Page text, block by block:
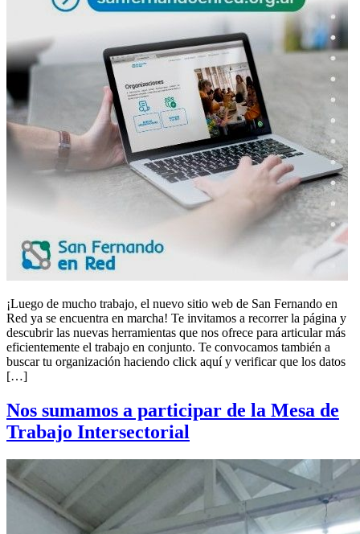
¡Luego de mucho trabajo, el nuevo sitio web de San Fernando en
Red ya se encuentra en marcha! Te invitamos a recorrer la página y
descubrir las nuevas herramientas que nos ofrece para articular más
eficientemente el trabajo en conjunto. Te convocamos también a
buscar tu organización haciendo click aquí y verificar que los datos
[…]
Nos sumamos a participar de la Mesa de
Trabajo Intersectorial